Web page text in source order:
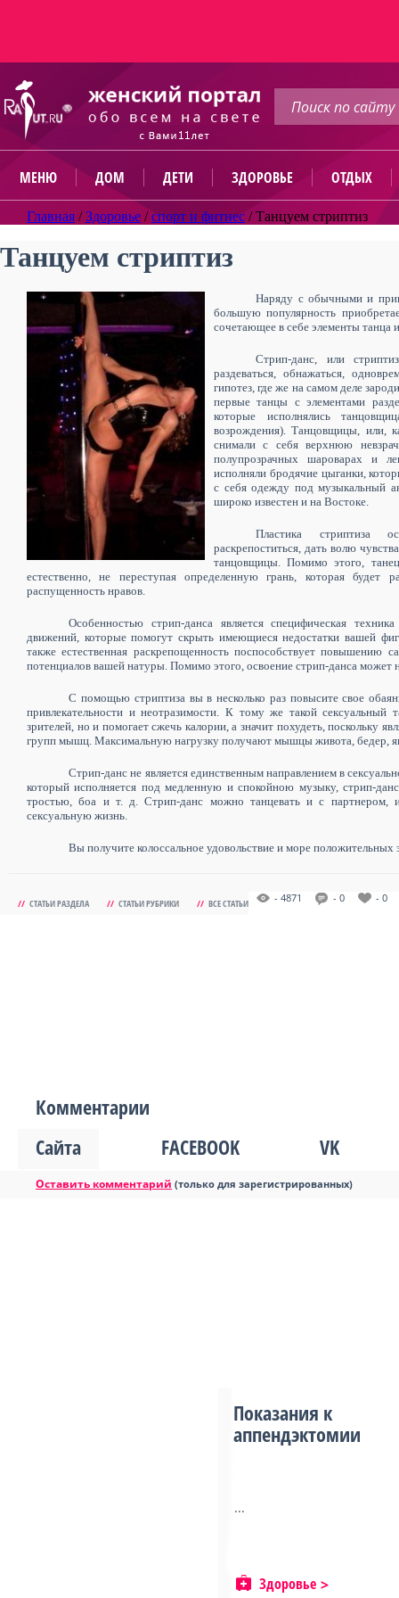
МЕНЮ ДОМ ДЕТИ ЗДОРОВЬЕ ОТДЫХ
Главная /Здоровье /спорт и фитнес /Танцуем стриптиз
Танцуем стриптиз
Наряду с обычными и
большую популярность
сочетающее в себе элементы
Стрип-данс, или
раздеваться, обнажаться,
гипотез, где же на самом деле
первые танцы с элементами
которые исполнялись
возрождения). Танцовщицы, или,
снимали с себя верхнюю
полупрозрачных шароварах и
исполняли бродячие цыганки,
с себя одежду под музыкальный
широко известен и на Востоке.
Пластика стриптиза
раскрепоститься, дать волю
танцовщицы. Помимо этого,
естественно, не переступая определенную грань, которая будет
распущенность нравов.
Особенностью стрип-данса является специфическая
движений, которые помогут скрыть имеющиеся недостатки вашей
также естественная раскрепощенность поспособствует повышению
потенциалов вашей натуры. Помимо этого, освоение стрип-данса может
С помощью стриптиза вы в несколько раз повысите свое
привлекательности и неотразимости. К тому же такой
зрителей, но и помогает сжечь калории, а значит похудеть, поскольку
групп мышц. Максимальную нагрузку получают мышцы живота, бедер,
Стрип-данс не является единственным направлением в
который исполняется под медленную и спокойною музыку, стрип-
тростью, боа и т. д. Стрип-данс можно танцевать и с партнером,
сексуальную жизнь.
Вы получите колоссальное удовольствие и море
// СТАТЬИ РАЗДЕЛА // СТАТЬИ РУБРИКИ // ВСЕ СТАТЬИ - 4871 - 0 - 0
Комментарии
Сайта
FACEBOOK VK
Оставить комментарий (только для зарегистрированных)
Показания к
аппендэктомии
...
Здоровье